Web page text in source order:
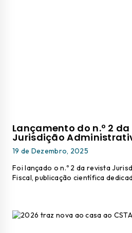
Lançamento do n.º 2
Jurisdição
19 de Dezembro, 2025
Foi lançado o n.º 2 da revista
Fiscal, publicação científica